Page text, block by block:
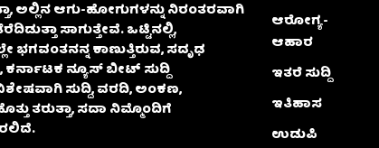
ಅಲ್ಲಿನ ಆಗು-ಹೋಗುಗಳನ್ನು ನಿರಂತರವಾಗಿ
ಸಾಗುತ್ತೇವೆ. ಒಟ್ಟಿನಲ್ಲಿ,
ಕಾಣುತ್ತಿರುವ, ಸದೃಢ
ನ್ಯೂಸ್ ಬೀಟ್ ಸುದ್ದಿ
ಸುದ್ದಿ, ವರದಿ, ಅಂಕಣ,
ತರುತ್ತಾ, ಸದಾ ನಿಮ್ಮೊಂದಿಗೆ
ಆರೋಗ್ಯ-
ಆಹಾರ
ಇತರೆ ಸುದ್ದಿ
ಇತಿಹಾಸ
ಉಡುಪಿ